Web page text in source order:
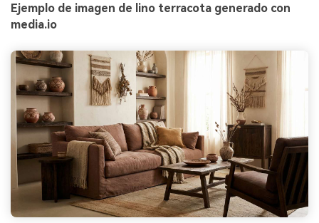
Ejemplo de imagen de lino terracota generado con
media.io